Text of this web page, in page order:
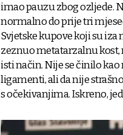
imao pauzu zbog ozljede.
normalno do prije tri
Svjetske kupove koji su
zeznuo metatarzalnu kost,
isti način. Nije se činilo
ligamenti, ali da nije
s očekivanjima. Iskreno,